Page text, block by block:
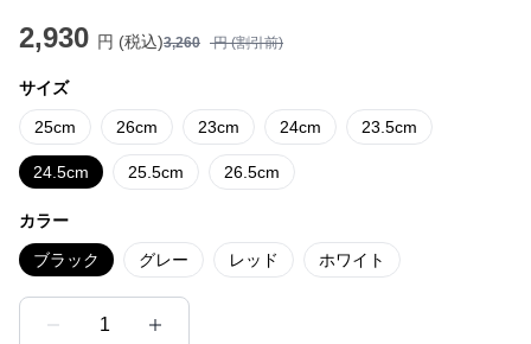
2,930 円 (税込)3,260 円 (割引前)
サイズ
25cm 26cm 23cm 24cm 23.5cm
24.5cm 25.5cm 26.5cm
カラー
ブラック グレー レッド ホワイト
1